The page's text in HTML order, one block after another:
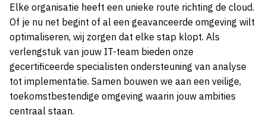
Elke organisatie heeft een unieke route richting de cloud.
Of je nu net begint of al een geavanceerde omgeving wilt
optimaliseren, wij zorgen dat elke stap klopt. Als
verlengstuk van jouw IT-team bieden onze
gecertificeerde specialisten ondersteuning van analyse
tot implementatie. Samen bouwen we aan een veilige,
toekomstbestendige omgeving waarin jouw ambities
centraal staan.